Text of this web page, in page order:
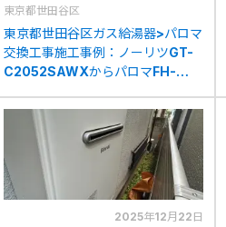
東京都世田谷区
東京都世田谷区ガス給湯器>パロマ
交換工事施工事例：ノーリツGT-
C2052SAWXからパロマFH-
2025年12月22日